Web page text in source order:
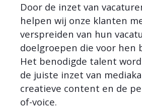
Door de inzet van
helpen wij onze klanten
verspreiden van hun
doelgroepen die voor hen
Het benodigde talent
de juiste inzet van
creatieve content en de
of-voice.